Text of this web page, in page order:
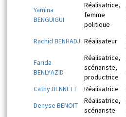
Yamina
BENGUIGUI
Réalisatrice,
femme
politique
Rachid BENHADJ Réalisateur
Farida
BENLYAZID
Réalisatrice,
scénariste,
productrice
Cathy BENNETT Réalisatrice
Denyse BENOIT
Réalisatrice,
scénariste